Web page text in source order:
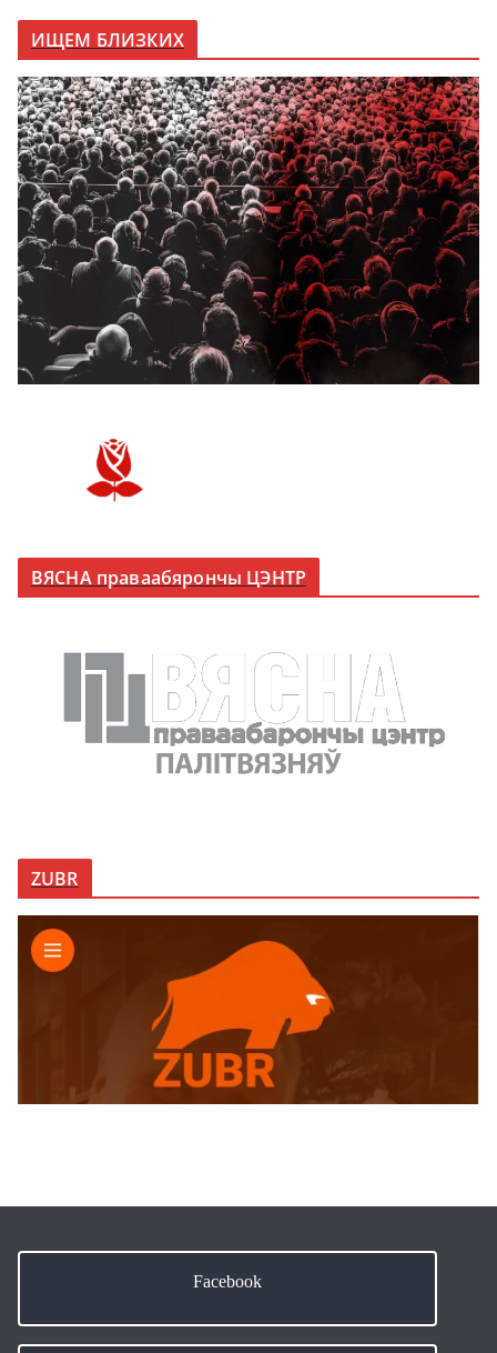
ИЩЕМ БЛИЗКИХ
ВЯСНА праваабярончы ЦЭНТР
ZUBR
Facebook